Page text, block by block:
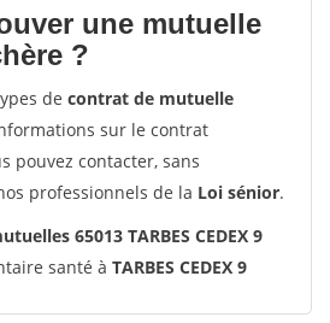
une mutuelle
?
de contrat de mutuelle
sur le contrat
pouvez contacter, sans
professionnels de la Loi sénior.
65013 TARBES CEDEX 9
santé à TARBES CEDEX 9